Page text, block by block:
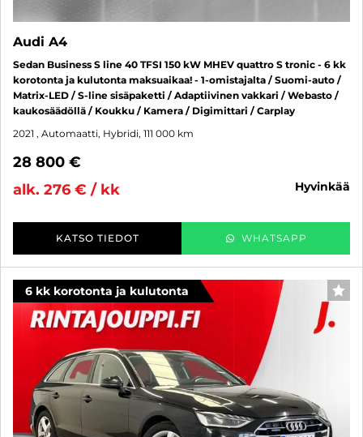
Audi A4
Sedan Business S line 40 TFSI 150 kW MHEV quattro S tronic - 6 kk
korotonta ja kulutonta maksuaikaa! - 1-omistajalta / Suomi-auto /
Matrix-LED / S-line sisäpaketti / Adaptiivinen vakkari / Webasto /
kaukosäädöllä / Koukku / Kamera / Digimittari / Carplay
2021 , Automaatti, Hybridi, 111 000 km
28 800 €
alk. 276 € / kk
hyvinkää
KATSO TIEDOT WHATSAPP
6 kk korotonta ja kulutonta